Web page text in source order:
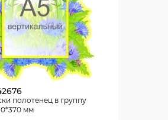
полотенец в группу
мм